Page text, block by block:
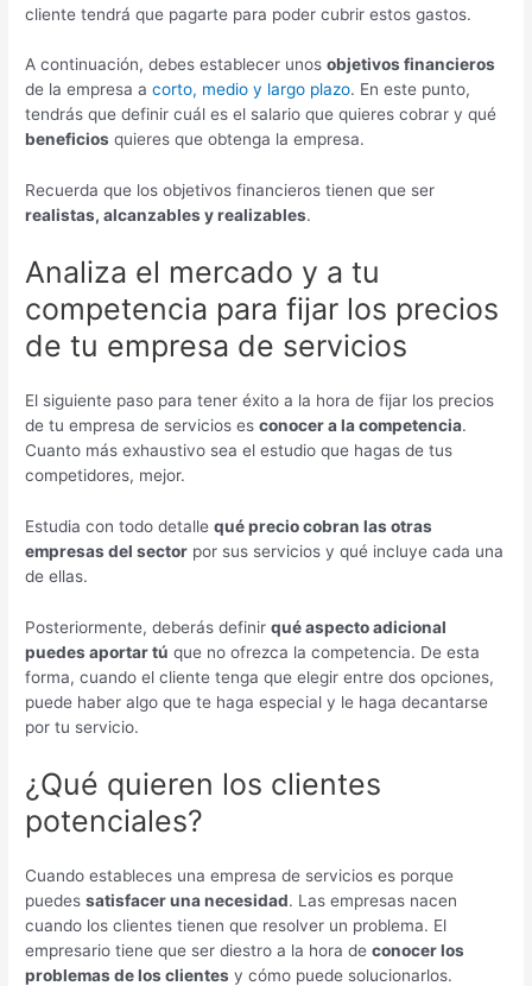
cliente tendrá que pagarte para poder cubrir estos gastos.
A continuación, debes establecer unosobjetivos financieros
de la empresa acorto, medio y largo plazo. En este punto,
tendrás que definir cuál es el salario que quieres cobrar y qué
beneficios quieres que obtenga la empresa.
Recuerda que los objetivos financieros tienen que ser
realistas, alcanzables y realizables.
Analiza el mercado y a tu
competencia para fijar los precios
de tu empresa de servicios
El siguiente paso para tener éxito a la hora de fijar los precios
de tu empresa de servicios esconocer a la competencia.
Cuanto más exhaustivo sea el estudio que hagas de tus
competidores, mejor.
Estudia con todo detallequé precio cobran las otras
empresas del sector por sus servicios y qué incluye cada una
de ellas.
Posteriormente, deberás definirqué aspecto adicional
puedes aportar tú que no ofrezca la competencia. De esta
forma, cuando el cliente tenga que elegir entre dos opciones,
puede haber algo que te haga especial y le haga decantarse
por tu servicio.
¿Qué quieren los clientes
potenciales?
Cuando estableces una empresa de servicios es porque
puedessatisfacer una necesidad. Las empresas nacen
cuando los clientes tienen que resolver un problema. El
empresario tiene que ser diestro a la hora deconocer los
problemas de los clientes y cómo puede solucionarlos.